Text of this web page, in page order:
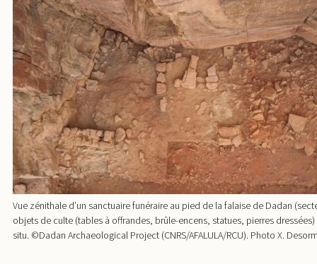
Vue zénithale d’un sanctuaire funéraire au pied de la falaise de Dadan
objets de culte (tables à offrandes, brûle-encens, statues, pierres
situ. ©Dadan Archaeological Project (CNRS/AFALULA/RCU). Photo X.